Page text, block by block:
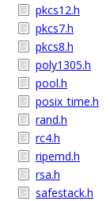
pkcs12.h
pkcs7.h
pkcs8.h
poly1305.h
pool.h
posix_time.h
rand.h
rc4.h
ripemd.h
rsa.h
safestack.h